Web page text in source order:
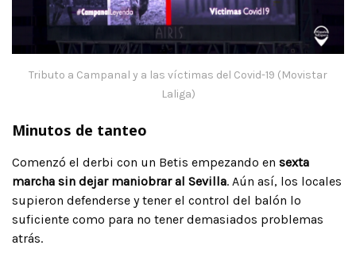
Tributo a Campanal y a las víctimas del Covid-19 (Movistar
Laliga)
Minutos de tanteo
Comenzó el derbi con un Betis empezando en sexta
marcha sin dejar maniobrar al Sevilla. Aún así, los locales
supieron defenderse y tener el control del balón lo
suficiente como para no tener demasiados problemas
atrás.